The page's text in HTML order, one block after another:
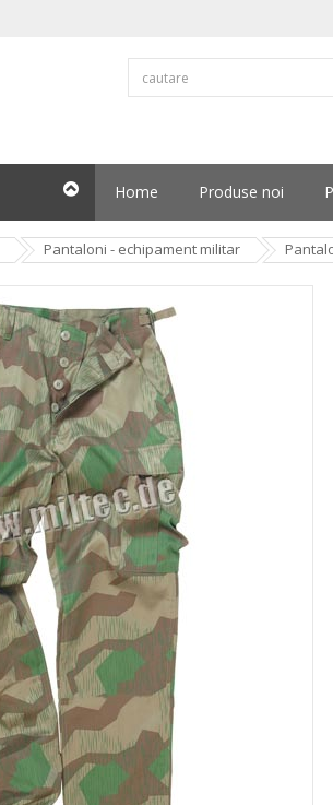
Home Produse noi
Pantaloni - echipament militar